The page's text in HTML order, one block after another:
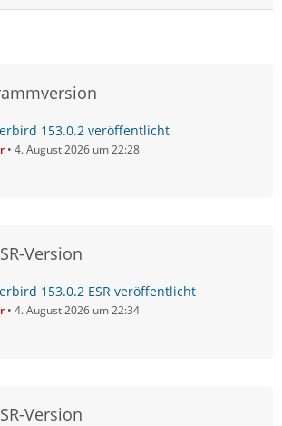
153.0.2 veröffentlicht
4. August 2026 um 22:28
Version
153.0.2 ESR veröffentlicht
4. August 2026 um 22:34
Version